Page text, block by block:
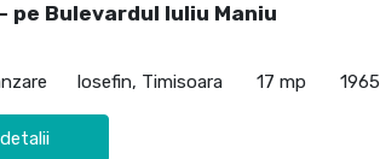
pe Bulevardul Iuliu Maniu
Iosefin, Timisoara 17 mp 1965